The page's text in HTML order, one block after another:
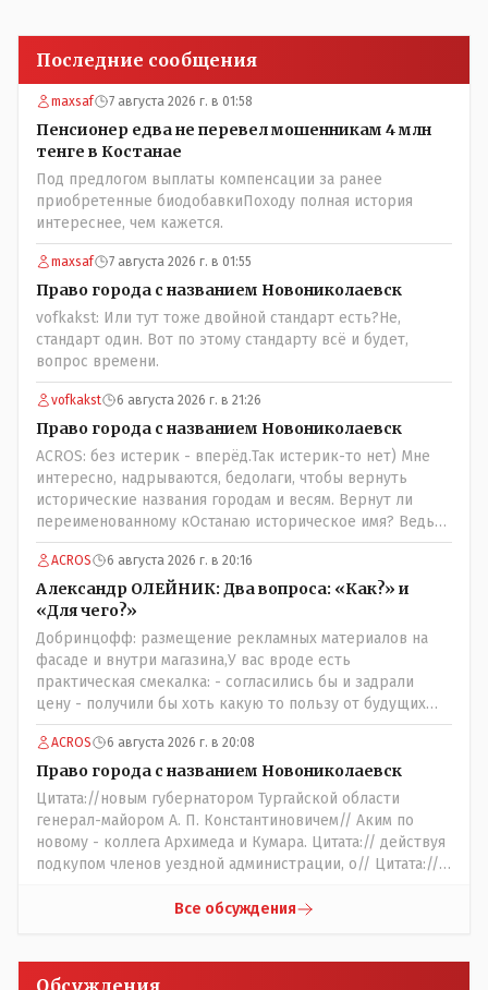
Последние сообщения
maxsaf 7 августа 2026 г. в 01:58
Пенсионер едва не перевел мошенникам 4 млн
тенге в Костанае
Под предлогом выплаты компенсации за ранее
приобретенные биодобавкиПоходу полная история
интереснее, чем кажется.
maxsaf 7 августа 2026 г. в 01:55
Право города с названием Новониколаевск
vofkakst: Или тут тоже двойной стандарт есть?Не,
стандарт один. Вот по этому стандарту всё и будет,
вопрос времени.
vofkakst 6 августа 2026 г. в 21:26
Право города с названием Новониколаевск
ACROS: без истерик - вперёд.Так истерик-то нет) Мне
интересно, надрываются, бедолаги, чтобы вернуть
исторические названия городам и весям. Вернут ли
переименованному кОстанаю историческое имя? Ведь
для этого же эти она.. ономасты существуют)) Или тут
тоже двойной стандарт есть?
ACROS 6 августа 2026 г. в 20:16
Александр ОЛЕЙНИК: Два вопроса: «Как?» и
«Для чего?»
Добринцофф: размещение рекламных материалов на
фасаде и внутри магазина,У вас вроде есть
практическая смекалка: - согласились бы и задрали
цену - получили бы хоть какую то пользу от будущих
депутатов, как говориться- с паршивой овцы хоть
шерсти клок, тем более эта тётенька платила бы не со
своего кармана, а с халявных, партийных денег.- думаю
сильно не торговалась бы.
ACROS 6 августа 2026 г. в 20:08
Право города с названием Новониколаевск
Цитата://новым губернатором Тургайской области
генерал-майором А. П. Константиновичем// Аким по
новому - коллега Архимеда и Кумара. Цитата:// действуя
подкупом членов уездной администрации, о// Цитата://
Интересно: - тогда был антикорруционный комитет ???
уездного начальника, старшего и младшего помощников
Все обсуждения
Обсуждения